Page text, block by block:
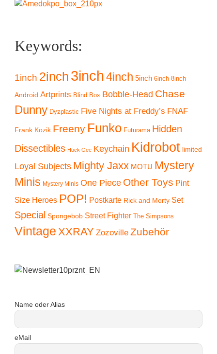
Keywords:
1inch 2inch 3inch4inch 5inch 6inch 8inch
Android Artprints Blind Box Bobble-Head Chase
Dunny Dyzplastic Five Nights at Freddy’s FNAF
Frank Kozik Freeny Funko Futurama Hidden
Dissectibles Huck Gee Keychain Kidrobot limited
Loyal Subjects Mighty Jaxx MOTU Mystery
Minis Mystery Minis One Piece Other Toys Pint
Size Heroes POP! Postkarte Rick and Morty Set
Special Spongebob Street Fighter The Simpsons
Vintage XXRAY Zozoville Zubehör
Name oder Alias
eMail